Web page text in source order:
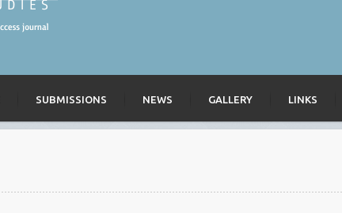
SUBMISSIONS NEWS GALLERY LINKS